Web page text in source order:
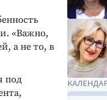
«Важно,
а не то, в
под